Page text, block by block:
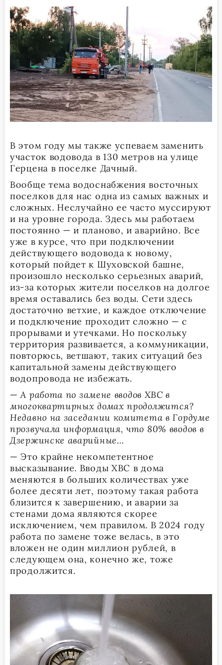
В этом году мы также успеваем заменить
участок водовода в 130 метров на улице
Герцена в поселке Дачный.
Вообще тема водоснабжения восточных
поселков для нас одна из самых важных и
сложных. Неслучайно ее часто муссируют
и на уровне города. Здесь мы работаем
постоянно — и планово, и аварийно. Все
уже в курсе, что при подключении
действующего водовода к новому,
который пойдет к Шуховской башне,
произошло несколько серьезных аварий,
из-за которых жители поселков на долгое
время оставались без воды. Сети здесь
достаточно ветхие, и каждое отключение
и подключение проходит сложно — с
прорывами и утечками. Но поскольку
территория развивается, а коммуникации,
повторюсь, ветшают, таких ситуаций без
капитальной замены действующего
водопровода не избежать.
—А работа по замене вводов ХВС в
многоквартирных домах продолжится?
Недавно на заседании комитета в Гордуме
прозвучала информация, что 80% вводов в
Дзержинске аварийные…
— Это крайне некомпетентное
высказывание. Вводы ХВС в дома
меняются в больших количествах уже
более десяти лет, поэтому такая работа
близится к завершению, и аварии за
стенами дома являются скорее
исключением, чем правилом. В 2024 году
работа по замене тоже велась, в это
вложен не один миллион рублей, в
следующем она, конечно же, тоже
продолжится.